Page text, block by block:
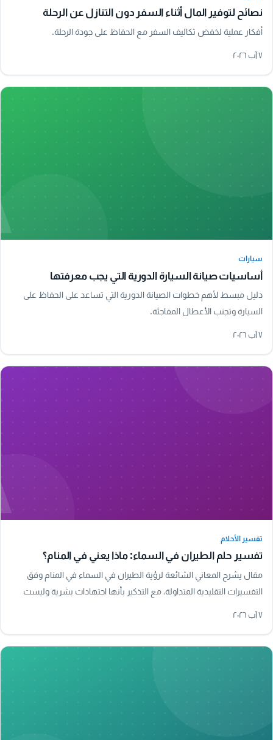
نصائح لتوفير المال أثناء السفر دون التنازل عن الرحلة
أفكار عملية لخفض تكاليف السفر مع الحفاظ على جودة الرحلة.
٧ آب ٢٠٢٦
سيارات
أساسيات صيانة السيارة الدورية التي يجب معرفتها
دليل مبسط لأهم خطوات الصيانة الدورية التي تساعد على الحفاظ على
السيارة وتجنب الأعطال المفاجئة.
٧ آب ٢٠٢٦
تفسير الأحلام
تفسير حلم الطيران في السماء: ماذا يعني في المنام؟
مقال يشرح المعاني الشائعة لرؤية الطيران في السماء في المنام وفق
التفسيرات التقليدية المتداولة، مع التذكير بأنها اجتهادات بشرية وليست
٧ آب ٢٠٢٦